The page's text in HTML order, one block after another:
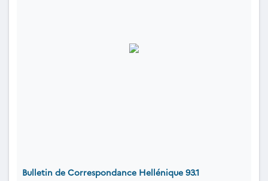
Bulletin de Correspondance Hellénique 93.1